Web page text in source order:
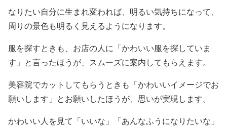
なりたい自分に生まれ変われば、明るい気持ちになって、
周りの景色も明るく見えるようになります。
服を探すときも、お店の人に「かわいい服を探していま
す」と言ったほうが、スムーズに案内してもらえます。
美容院でカットしてもらうときも「かわいいイメージでお
願いします」とお願いしたほうが、思いが実現します。
かわいい人を見て「いいな」「あんなふうになりたいな」